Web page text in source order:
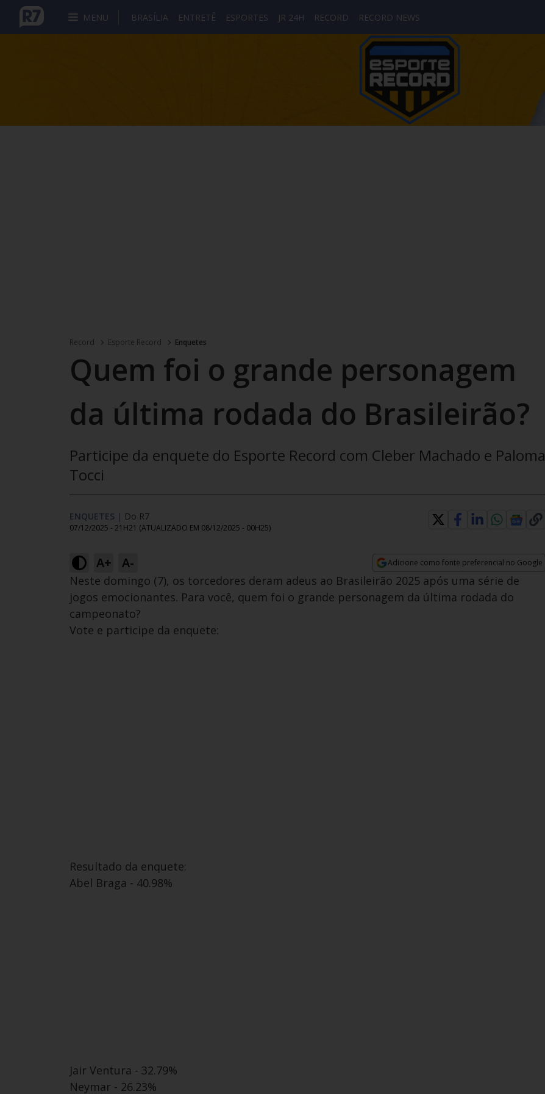
MENU BRASÍLIA ENTRETÊ ESPORTES JR 24H RECORD RECORD NEWS
Record Esporte Record Enquetes
Quem foi o grande personagem
da última rodada do Brasileirão?
Participe da enquete do Esporte Record com Cleber Machado e Paloma
Tocci
ENQUETES | Do R7
07/12/2025 - 21H21 (ATUALIZADO EM 08/12/2025 - 00H25)
A+ A- Adicione como fonte preferencial no Google
Opens in new window
Neste domingo (7), os torcedores deram adeus ao Brasileirão 2025 após uma série de
jogos emocionantes. Para você, quem foi o grande personagem da última rodada do
campeonato?
Vote e participe da enquete:
Resultado da enquete:
Abel Braga - 40.98%
Jair Ventura - 32.79%
Neymar - 26.23%